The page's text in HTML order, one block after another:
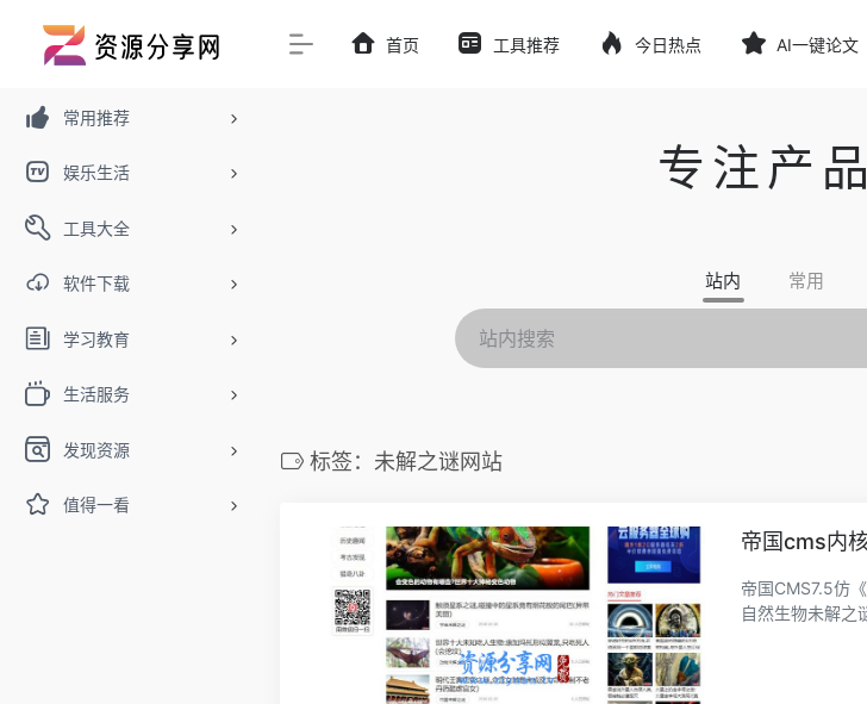
常用推荐
娱乐生活
工具大全
软件下载
学习教育
生活服务
发现资源
值得一看
首页 工具推荐 今日热点 AI一键论文
专注产
站内 常用
标签：未解之谜网站
帝国cms内
帝国CMS7.5仿
自然生物未解之